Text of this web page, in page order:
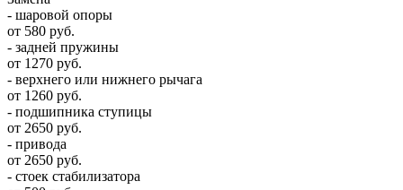
- шаровой опоры
от 580 руб.
- задней пружины
от 1270 руб.
- верхнего или нижнего рычага
от 1260 руб.
- подшипника ступицы
от 2650 руб.
- привода
от 2650 руб.
- стоек стабилизатора